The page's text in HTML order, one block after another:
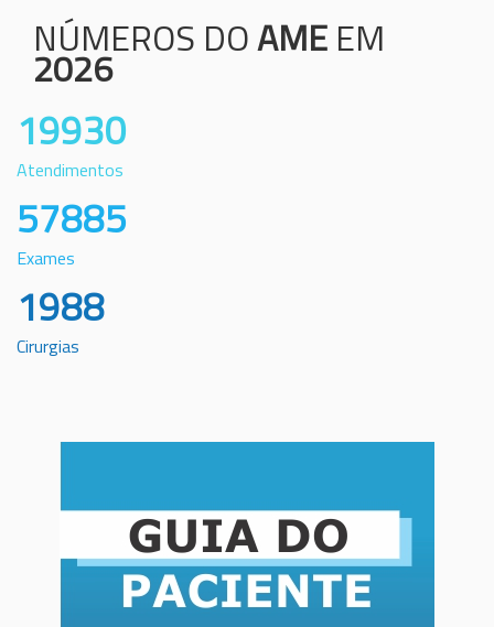
NÚMEROS DOAME EM
2026
19930
Atendimentos
57885
Exames
1988
Cirurgias